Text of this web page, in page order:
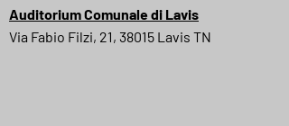
Auditorium Comunale di Lavis
Via Fabio Filzi, 21, 38015 Lavis TN